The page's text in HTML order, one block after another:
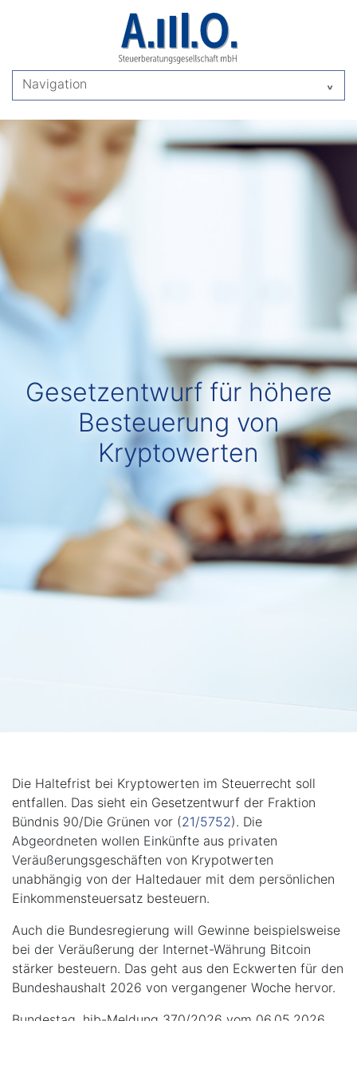
Navigation ^
Gesetzentwurf für höhere
Besteuerung von
Kryptowerten
Die Haltefrist bei Kryptowerten im Steuerrecht soll
entfallen. Das sieht ein Gesetzentwurf der Fraktion
Bündnis 90/Die Grünen vor (21/5752). Die
Abgeordneten wollen Einkünfte aus privaten
Veräußerungsgeschäften von Krypotwerten
unabhängig von der Haltedauer mit dem persönlichen
Einkommensteuersatz besteuern.
Auch die Bundesregierung will Gewinne beispielsweise
bei der Veräußerung der Internet-Währung Bitcoin
stärker besteuern. Das geht aus den Eckwerten für den
Bundeshaushalt 2026 von vergangener Woche hervor.
Bundestag, hib-Meldung 370/2026 vom 06.05.2026